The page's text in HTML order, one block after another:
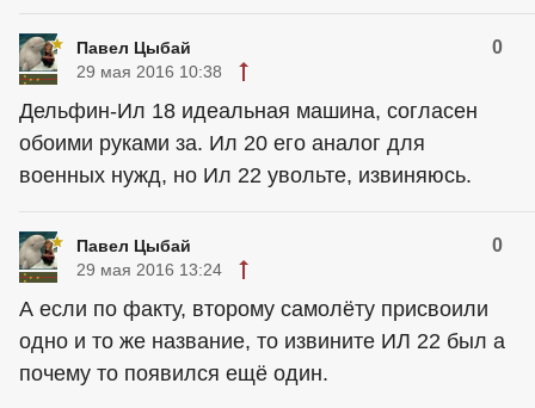
Павел Цыбай 0
29 мая 2016 10:38
Дельфин-Ил 18 идеальная машина, согласен
обоими руками за. Ил 20 его аналог для
военных нужд, но Ил 22 увольте, извиняюсь.
Павел Цыбай 0
29 мая 2016 13:24
А если по факту, второму самолёту присвоили
одно и то же название, то извините ИЛ 22 был а
почему то появился ещё один.